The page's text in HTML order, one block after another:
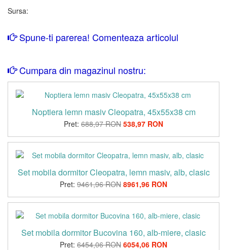
Sursa:
Spune-ti parerea! Comenteaza articolul
Cumpara din magazinul nostru:
Noptiera lemn masiv Cleopatra, 45x55x38 cm
Pret: 688,97 RON 538,97 RON
Set mobila dormitor Cleopatra, lemn masiv, alb, clasic
Pret: 9461,96 RON 8961,96 RON
Set mobila dormitor Bucovina 160, alb-miere, clasic
Pret: 6454,06 RON 6054,06 RON